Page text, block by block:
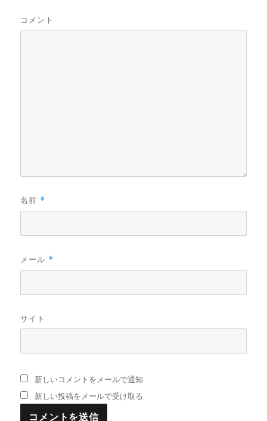
コメント
名前 *
メール *
サイト
新しいコメントをメールで通知
新しい投稿をメールで受け取る